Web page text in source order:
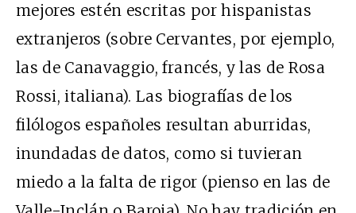
mejores estén escritas por hispanistas
extranjeros (sobre Cervantes, por ejemplo,
las de Canavaggio, francés, y las de Rosa
Rossi, italiana). Las biografías de los
filólogos españoles resultan aburridas,
inundadas de datos, como si tuvieran
miedo a la falta de rigor (pienso en las de